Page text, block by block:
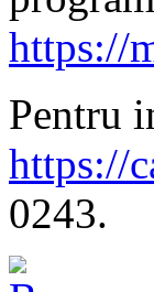
https://
Pentru
https://
0243.